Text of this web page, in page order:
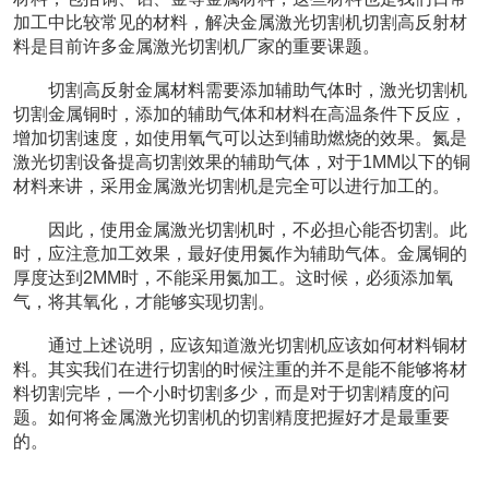
加工中比较常见的材料，解决金属激光切割机切割高反射材
料是目前许多金属激光切割机厂家的重要课题。
切割高反射金属材料需要添加辅助气体时，激光切割机
切割金属铜时，添加的辅助气体和材料在高温条件下反应，
增加切割速度，如使用氧气可以达到辅助燃烧的效果。氮是
激光切割设备提高切割效果的辅助气体，对于1MM以下的铜
材料来讲，采用金属激光切割机是完全可以进行加工的。
因此，使用金属激光切割机时，不必担心能否切割。此
时，应注意加工效果，最好使用氮作为辅助气体。金属铜的
厚度达到2MM时，不能采用氮加工。这时候，必须添加氧
气，将其氧化，才能够实现切割。
通过上述说明，应该知道激光切割机应该如何材料铜材
料。其实我们在进行切割的时候注重的并不是能不能够将材
料切割完毕，一个小时切割多少，而是对于切割精度的问
题。如何将金属激光切割机的切割精度把握好才是最重要
的。